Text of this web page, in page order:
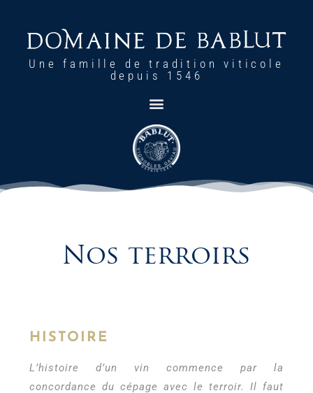
Une famille de tradition viticole
depuis 1546
Nos terroirs
HISTOIRE
L’histoire d’un vin commence par la
concordance du cépage avec le terroir. Il faut